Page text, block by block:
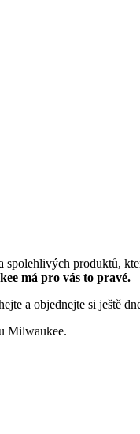
produktů,
má pro vás to pravé.
a objednejte si ještě
Milwaukee.